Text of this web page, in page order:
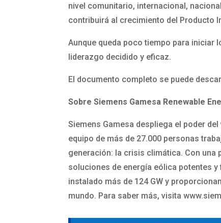
nivel comunitario, internacional,
contribuirá al crecimiento del Producto
Aunque queda poco tiempo para iniciar
liderazgo decidido y eficaz.
El documento completo se puede
Sobre Siemens Gamesa Renewable
Siemens Gamesa despliega el poder
equipo de más de 27.000 personas
generación: la crisis climática. Con
soluciones de energía eólica potentes
instalado más de 124 GW y
mundo. Para saber más, visita